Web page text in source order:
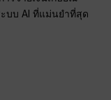
บบ AI ที่แม่นยำที่สุด